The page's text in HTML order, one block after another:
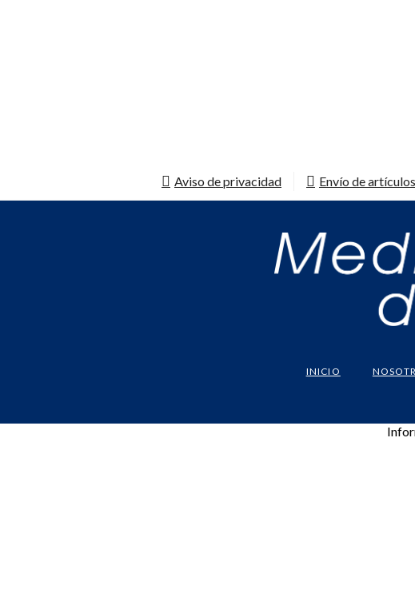
Aviso de privacidad Envío de artículos
INICIO